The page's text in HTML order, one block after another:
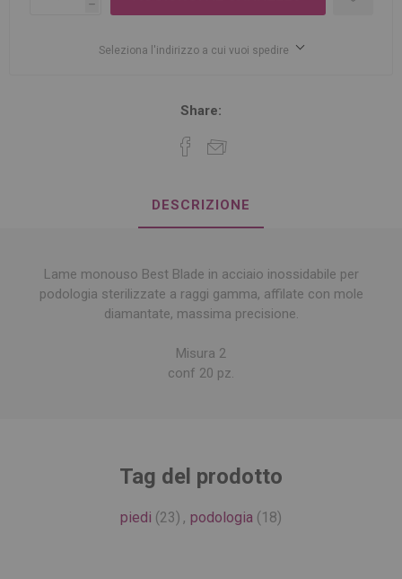
h
Seleziona l'indirizzo a cui vuoi spedire
Share:
DESCRIZIONE
Lame monouso Best Blade in acciaio inossidabile per
podologia sterilizzate a raggi gamma, affilate con mole
diamantate, massima precisione.
Misura 2
conf 20 pz.
Tag del prodotto
piedi (23) , podologia (18)